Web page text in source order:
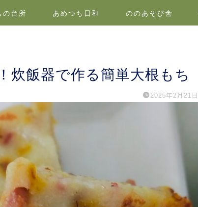
の台所 あめつち日和 ののあそび舎
炊飯器で作る簡単大根もち
2025年2月21日